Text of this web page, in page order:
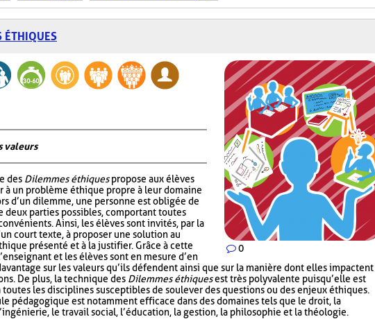
ÉTHIQUES
0
valeurs
des Dilemmes éthiquespropose aux élèves
à un problème éthique propre à leur domaine
d’un dilemme, une personne est obligée de
deux parties possibles, comportant toutes
Ainsi, les élèves sont invités, par la
court texte, à proposer une solution au
présenté et à la justifier. Grâce à cette
et les élèves sont en mesure d’en
sur les valeurs qu’ils défendent ainsi que sur la manière dont elles impactent
De plus, la technique des Dilemmes éthiquesest très polyvalente puisqu’elle est
toutes les disciplines susceptibles de soulever des questions ou des enjeux éthiques.
pédagogique est notamment efficace dans des domaines tels que le droit, la
le travail social, l’éducation, la gestion, la philosophie et la théologie.